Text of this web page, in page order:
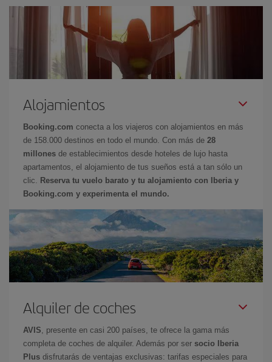
Alojamientos
Booking.com conecta a los viajeros con alojamientos en más
de 158.000 destinos en todo el mundo. Con más de 28
millones de establecimientos desde hoteles de lujo hasta
apartamentos, el alojamiento de tus sueños está a tan sólo un
clic.
Reserva tu vuelo barato y tu alojamiento con Iberia y
Booking.com y experimenta el mundo.
Alquiler de coches
AVIS , presente en casi 200 países, te ofrece la gama más
completa de coches de alquiler. Además por ser socio Iberia
Plus disfrutarás de ventajas exclusivas: tarifas especiales para